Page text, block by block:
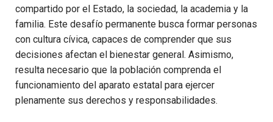
compartido por el Estado, la sociedad, la academia y la
familia. Este desafío permanente busca formar personas
con cultura cívica, capaces de comprender que sus
decisiones afectan el bienestar general. Asimismo,
resulta necesario que la población comprenda el
funcionamiento del aparato estatal para ejercer
plenamente sus derechos y responsabilidades.